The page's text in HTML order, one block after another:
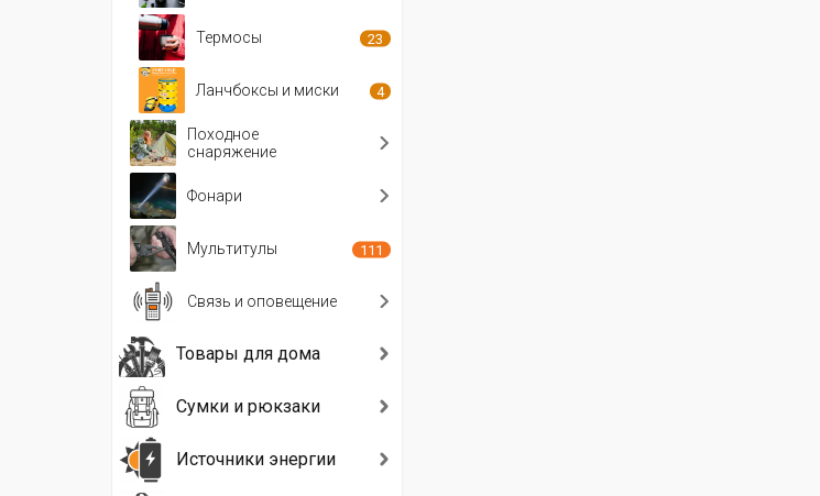
Термосы 23
Ланчбоксы и миски 4
Походное
снаряжение
Фонари
Мультитулы 111
Связь и оповещение
Товары для дома
Сумки и рюкзаки
Источники энергии